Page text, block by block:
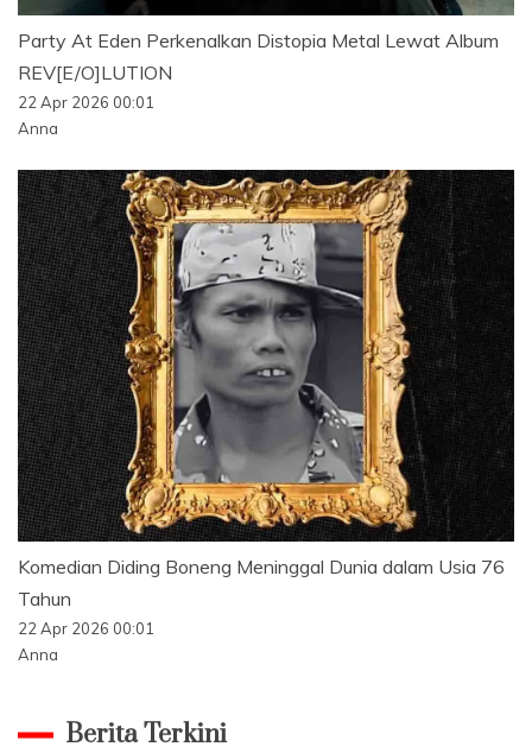
Party At Eden Perkenalkan Distopia Metal Lewat Album
REV[E/O]LUTION
22 Apr 2026 00:01
Anna
Komedian Diding Boneng Meninggal Dunia dalam Usia 76
Tahun
22 Apr 2026 00:01
Anna
Berita Terkini